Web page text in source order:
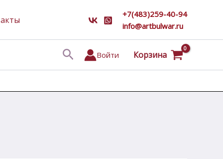
+7(483)259-40-94
info@artbulwar.ru
ПоискВойти Корзина